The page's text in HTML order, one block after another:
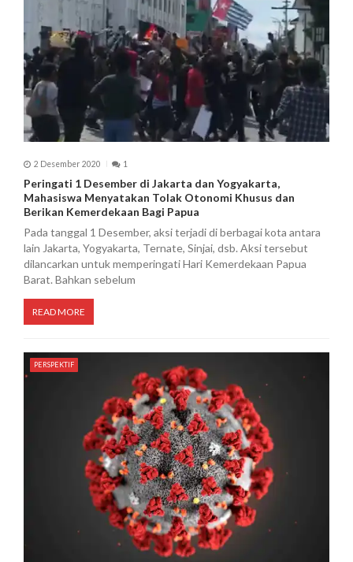
2 Desember 2020 1
Peringati 1 Desember di Jakarta dan Yogyakarta,
Mahasiswa Menyatakan Tolak Otonomi Khusus dan
Berikan Kemerdekaan Bagi Papua
Pada tanggal 1 Desember, aksi terjadi di berbagai kota antara
lain Jakarta, Yogyakarta, Ternate, Sinjai, dsb. Aksi tersebut
dilancarkan untuk memperingati Hari Kemerdekaan Papua
Barat. Bahkan sebelum
READ MORE
PERSPEKTIF